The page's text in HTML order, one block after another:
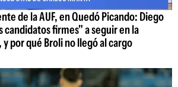
de la AUF, en Quedó Picando: Diego
candidatos firmes" a seguir en la
por qué Broli no llegó al cargo